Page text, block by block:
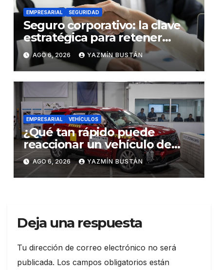
EMPRESARIAL SEGURIDAD
Seguro corporativo: la clave
estratégica para retener
talento en Ecuador
AGO 6, 2026 YAZMÍN BUSTÁN
EMPRESARIAL VEHÍCULOS
¿Qué tan rápido puede
reaccionar un vehículo de
lujo ante una emergencia?
AGO 6, 2026 YAZMÍN BUSTÁN
Deja una respuesta
Tu dirección de correo electrónico no será
publicada. Los campos obligatorios están